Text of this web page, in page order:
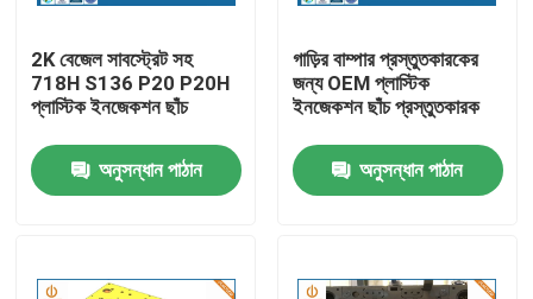
মান নিয়ন্ত্রণ
আমাদের সাথে যোগাযোগ করুন
2K বেজেল সাবস্ট্রেট সহ
718H S136 P20 P20H
প্লাস্টিক ইনজেকশন ছাঁচ
অনুসন্ধান পাঠান
গাড়ির বাম্পার প্রস্তুতকারকের
জন্য OEM প্লাস্টিক
ইনজেকশন ছাঁচ প্রস্তুতকারক
অনুসন্ধান পাঠান